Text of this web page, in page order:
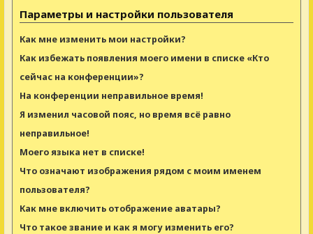
Параметры и настройки пользователя
Как мне изменить мои настройки?
Как избежать появления моего имени в списке «Кто
сейчас на конференции»?
На конференции неправильное время!
Я изменил часовой пояс, но время всё равно
неправильное!
Моего языка нет в списке!
Что означают изображения рядом с моим именем
пользователя?
Как мне включить отображение аватары?
Что такое звание и как я могу изменить его?